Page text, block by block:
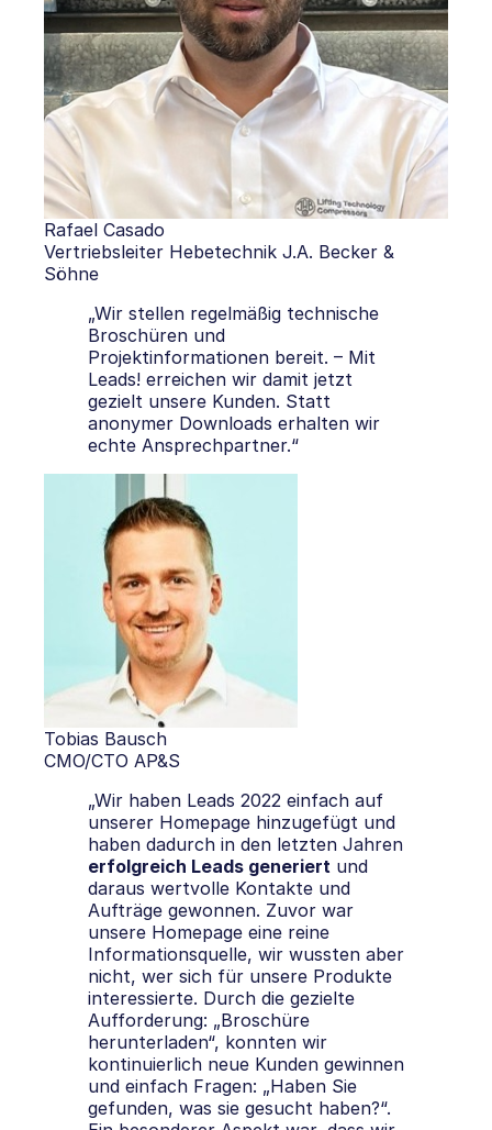
Rafael Casado
Vertriebsleiter Hebetechnik J.A. Becker &
Söhne
„Wir stellen regelmäßig technische
Broschüren und
Projektinformationen bereit. – Mit
Leads! erreichen wir damit jetzt
gezielt unsere Kunden. Statt
anonymer Downloads erhalten wir
echte Ansprechpartner.“
Tobias Bausch
CMO/CTO AP&S
„Wir haben Leads 2022 einfach auf
unserer Homepage hinzugefügt und
haben dadurch in den letzten Jahren
erfolgreich Leads generiert und
daraus wertvolle Kontakte und
Aufträge gewonnen. Zuvor war
unsere Homepage eine reine
Informationsquelle, wir wussten aber
nicht, wer sich für unsere Produkte
interessierte. Durch die gezielte
Aufforderung: „Broschüre
herunterladen“, konnten wir
kontinuierlich neue Kunden gewinnen
und einfach Fragen: „Haben Sie
gefunden, was sie gesucht haben?“.